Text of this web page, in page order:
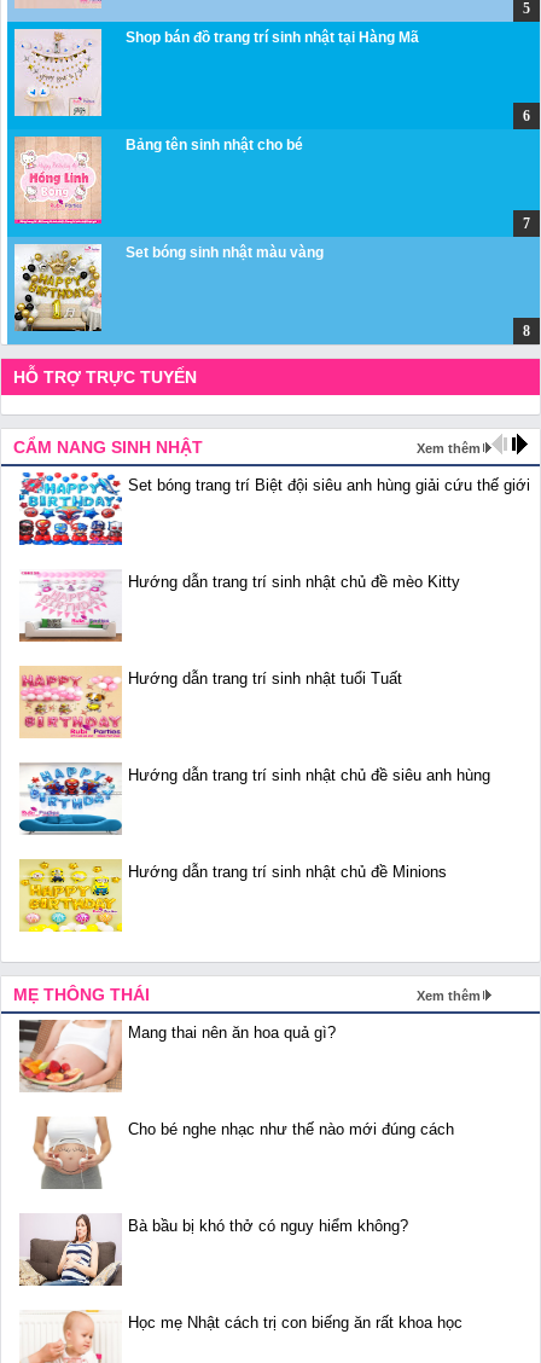
Shop bán đồ trang trí sinh nhật tại Hàng Mã
Bảng tên sinh nhật cho bé
Set bóng sinh nhật màu vàng
HỖ TRỢ TRỰC TUYẾN
CẨM NANG SINH NHẬT Xem thêm
Set bóng trang trí Biệt đội siêu anh hùng giải cứu thế giới
Hướng dẫn trang trí sinh nhật chủ đề mèo Kitty
Hướng dẫn trang trí sinh nhật tuổi Tuất
Hướng dẫn trang trí sinh nhật chủ đề siêu anh hùng
Hướng dẫn trang trí sinh nhật chủ đề Minions
MẸ THÔNG THÁI Xem thêm
Mang thai nên ăn hoa quả gì?
Cho bé nghe nhạc như thế nào mới đúng cách
Bà bầu bị khó thở có nguy hiểm không?
Học mẹ Nhật cách trị con biếng ăn rất khoa học